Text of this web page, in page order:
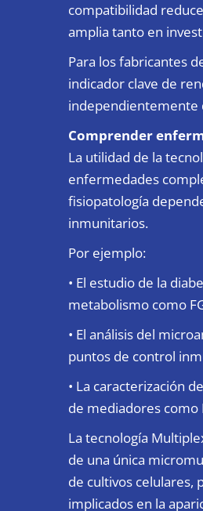
compatibilidad
amplia tanto en
Para los fabricantes
indicador clave de
independientemente
Comprender
La utilidad de la
enfermedades
fisiopatología
inmunitarios.
Por ejemplo:
• El estudio de la
metabolismo como
• El análisis del
puntos de control
• La caracterización
de mediadores como
La tecnología
de una única
de cultivos celulares,
implicados en la